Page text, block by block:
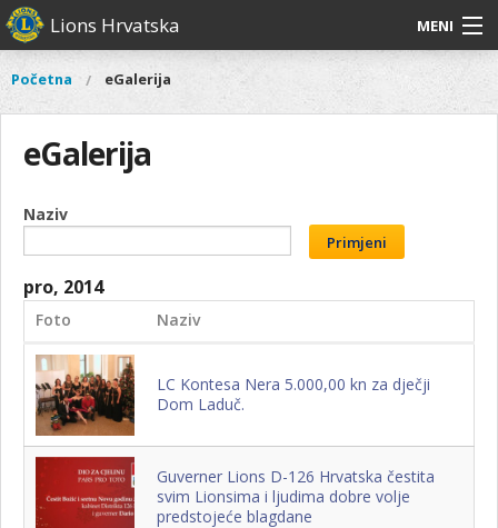
Skoči
na
sadržaj
Lions Hrvatska MENI
O nama
Naši projekti
Aktivnosti
Glavni
O
nama
Distrikt
Naši
Vi
ste
ovdje
Početna eGalerija
eGalerija
Naziv
Primjeni
pro, 2014
Foto Naziv
LC Kontesa Nera 5.000,00 kn za dječji
Dom Laduč.
Guverner Lions D-126 Hrvatska čestita
svim Lionsima i ljudima dobre volje
predstojeće blagdane